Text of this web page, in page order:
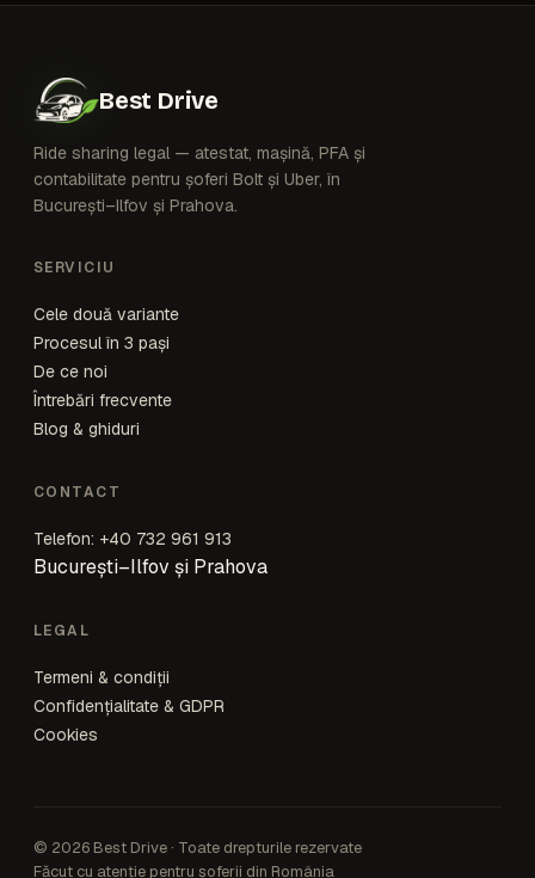
Best Drive
Ride sharing legal — atestat, mașină, PFA și
contabilitate pentru șoferi Bolt și Uber, în
București–Ilfov și Prahova.
SERVICIU
Cele două variante
Procesul în 3 pași
De ce noi
Întrebări frecvente
Blog & ghiduri
CONTACT
Telefon: +40 732 961 913
București–Ilfov și Prahova
LEGAL
Termeni & condiții
Confidențialitate & GDPR
Cookies
© 2026 Best Drive · Toate drepturile rezervate
Făcut cu atenție pentru șoferii din România